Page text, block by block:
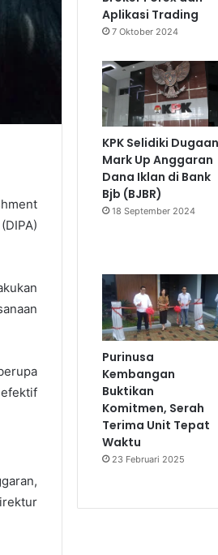
Aplikasi Trading
7 Oktober 2024
KPK Selidiki Dugaan
Mark Up Anggaran
Dana Iklan di Bank
Bjb (BJBR)
18 September 2024
Purinusa
Kembangan
Buktikan
Komitmen, Serah
Terima Unit Tepat
Waktu
23 Februari 2025